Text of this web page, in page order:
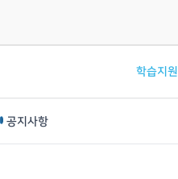
학습지원
공지사항